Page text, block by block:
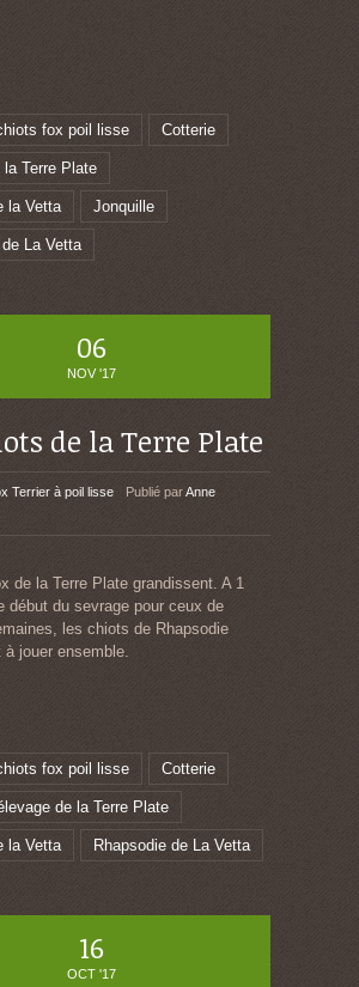
fox poil lisse Cotterie
Terre Plate
la Vetta Jonquille
La Vetta
06
NOV '17
de la Terre Plate
Terrier à poil lisse Publié parAnne
de la Terre Plate grandissent. A 1
début du sevrage pour ceux de
les chiots de Rhapsodie
jouer ensemble.
fox poil lisse Cotterie
de la Terre Plate
la Vetta Rhapsodie de La Vetta
16
OCT '17